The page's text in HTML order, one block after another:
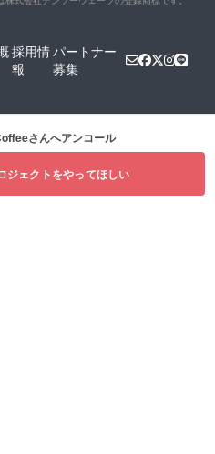
採用情
報
パートナー
募集
さんへアンコール
ジェクトをやってほしい